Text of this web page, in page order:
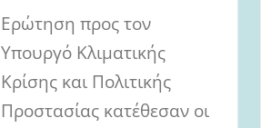
Ερώτηση προς τον
Υπουργό Κλιματικής
Κρίσης και Πολιτικής
Προστασίας κατέθεσαν οι